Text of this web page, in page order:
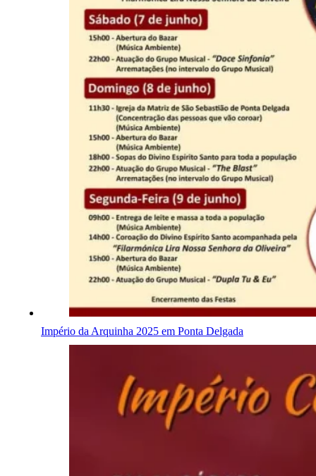
Império da Arquinha 2025 em Ponta Delgada